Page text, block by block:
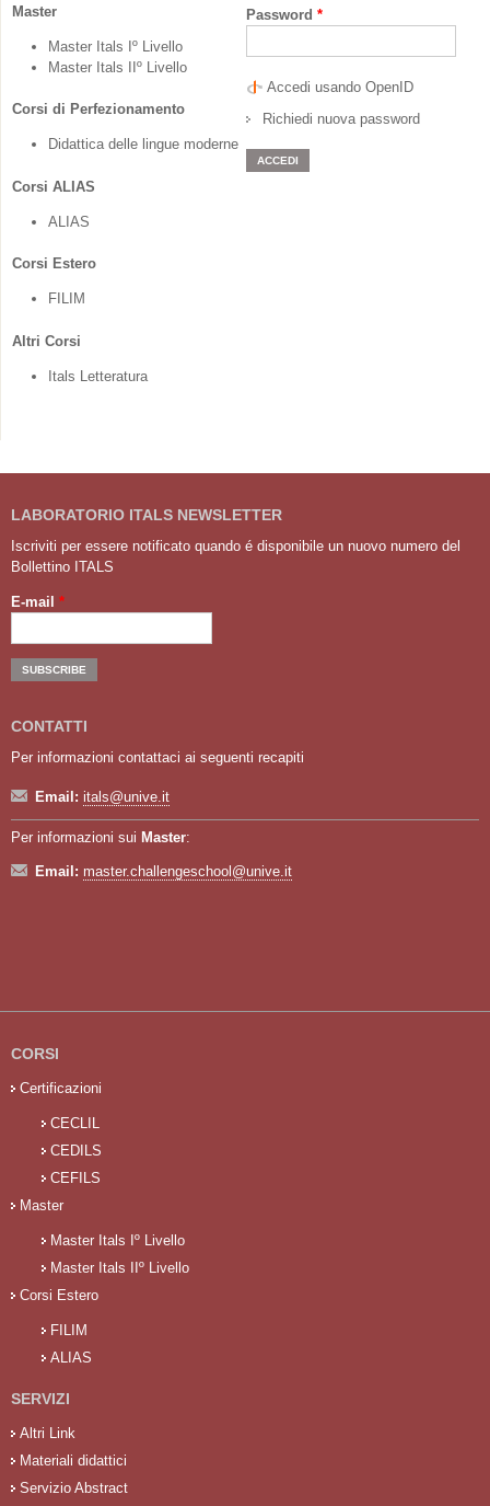
Master
Master Itals Iº Livello
Master Itals IIº Livello
Corsi di Perfezionamento
Didattica delle lingue moderne
Corsi ALIAS
ALIAS
Corsi Estero
FILIM
Altri Corsi
Itals Letteratura
Password *
Accedi usando OpenID
Richiedi nuova password
LABORATORIO ITALS NEWSLETTER
Iscriviti per essere notificato quando é disponibile un nuovo numero del
Bollettino ITALS
E-mail *
CONTATTI
Per informazioni contattaci ai seguenti recapiti
Email: itals@unive.it
Per informazioni sui Master:
Email: master.challengeschool@unive.it
CORSI
Certificazioni
CECLIL
CEDILS
CEFILS
Master
Master Itals Iº Livello
Master Itals IIº Livello
Corsi Estero
FILIM
ALIAS
SERVIZI
Altri Link
Materiali didattici
Servizio Abstract